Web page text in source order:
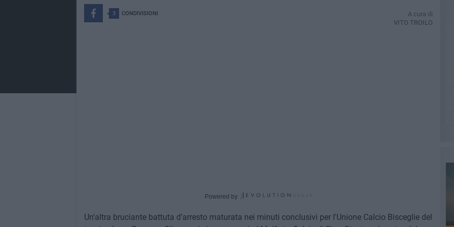
3 CONDIVISIONI
A cura di
VITO TROILO
Powered by
Un'altra bruciante battuta d'arresto maturata nei minuti conclusivi per l'Unione Calcio Bisceglie del